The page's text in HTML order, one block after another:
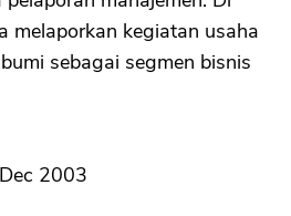
melaporkan kegiatan usaha
sebagai segmen bisnis
2003